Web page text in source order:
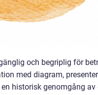
och begriplig för
med diagram,
historisk genomgång av